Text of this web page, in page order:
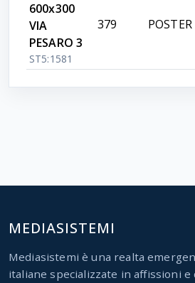
600x300
VIA
PESARO 3
ST5:1581
379 POSTER
MEDIASISTEMI
Mediasistemi è una realta
italiane specializzate in affissioni e